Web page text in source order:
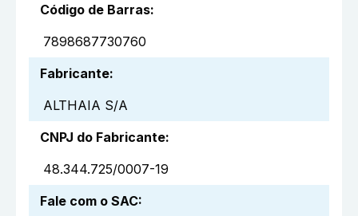
Código de Barras:
7898687730760
Fabricante:
ALTHAIA S/A
CNPJ do Fabricante:
48.344.725/0007-19
Fale com o SAC: